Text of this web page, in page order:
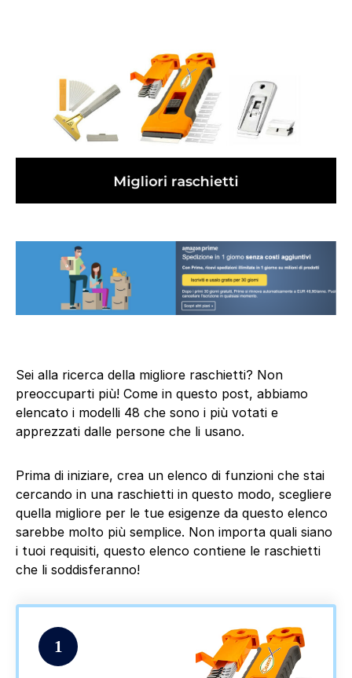
Sei alla ricerca della migliore raschietti? Non
preoccuparti più! Come in questo post, abbiamo
elencato i modelli 48 che sono i più votati e
apprezzati dalle persone che li usano.
Prima di iniziare, crea un elenco di funzioni che stai
cercando in una raschietti in questo modo, scegliere
quella migliore per le tue esigenze da questo elenco
sarebbe molto più semplice. Non importa quali siano
i tuoi requisiti, questo elenco contiene le raschietti
che li soddisferanno!
1